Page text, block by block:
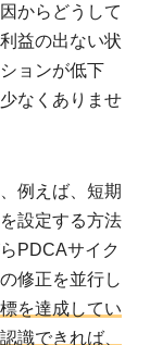
からどうして
益の出ない状
ョンが低下
なくありませ
例えば、短期
設定する方法
PDCAサイク
修正を並行し
を達成してい
識できれば、